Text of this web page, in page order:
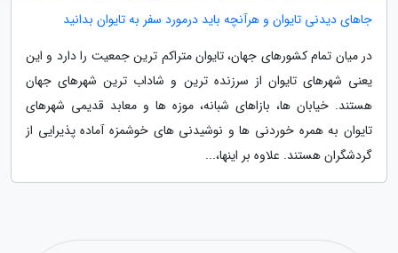
جاهای دیدنی تایوان و هرآنچه باید درمورد سفر به تایوان بدانید
در میان تمام کشورهای جهان، تایوان متراکم ترین جمعیت را دارد و این
یعنی شهرهای تایوان از سرزنده ترین و شاداب ترین شهرهای جهان
هستند. خیابان ها، بازاهای شبانه، موزه ها و معابد قدیمی شهرهای
تایوان به همره خوردنی ها و نوشیدنی های خوشمزه آماده پذیرایی از
گردشگران هستند. علاوه بر اینها،...